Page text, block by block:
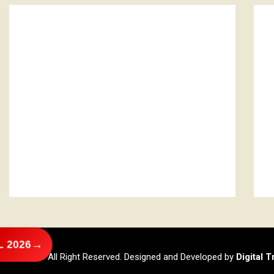
@2026 – All Right Reserved. Designed and Developed by Digital
2026→